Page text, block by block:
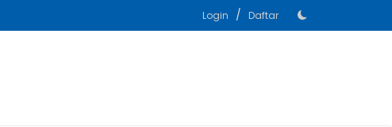
Login / Daftar